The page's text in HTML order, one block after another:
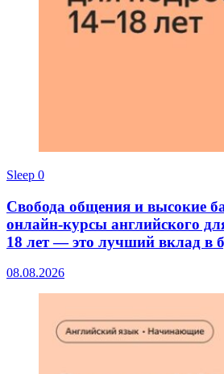
Sleep 0
Свобода общения и высокие
онлайн-курсы английского
18 лет — это лучший вклад в
08.08.2026